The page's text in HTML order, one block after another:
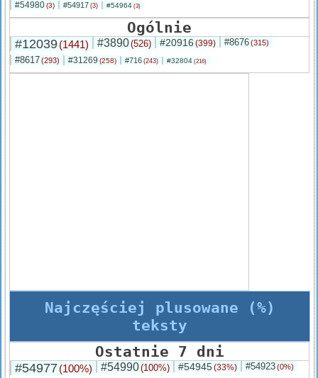
#54980(3) #54917 (3) #54964 (3)
Ogólnie
#12039(1441) #3890(526) #20916 (399) #8676(315)
#8617(293) #31269 (258) #716 (243) #32804 (216)
Najczęściej plusowane (%)
teksty
Ostatnie 7 dni
#54977 (100%) #54990(100%) #54945(33%) #54923(0%)